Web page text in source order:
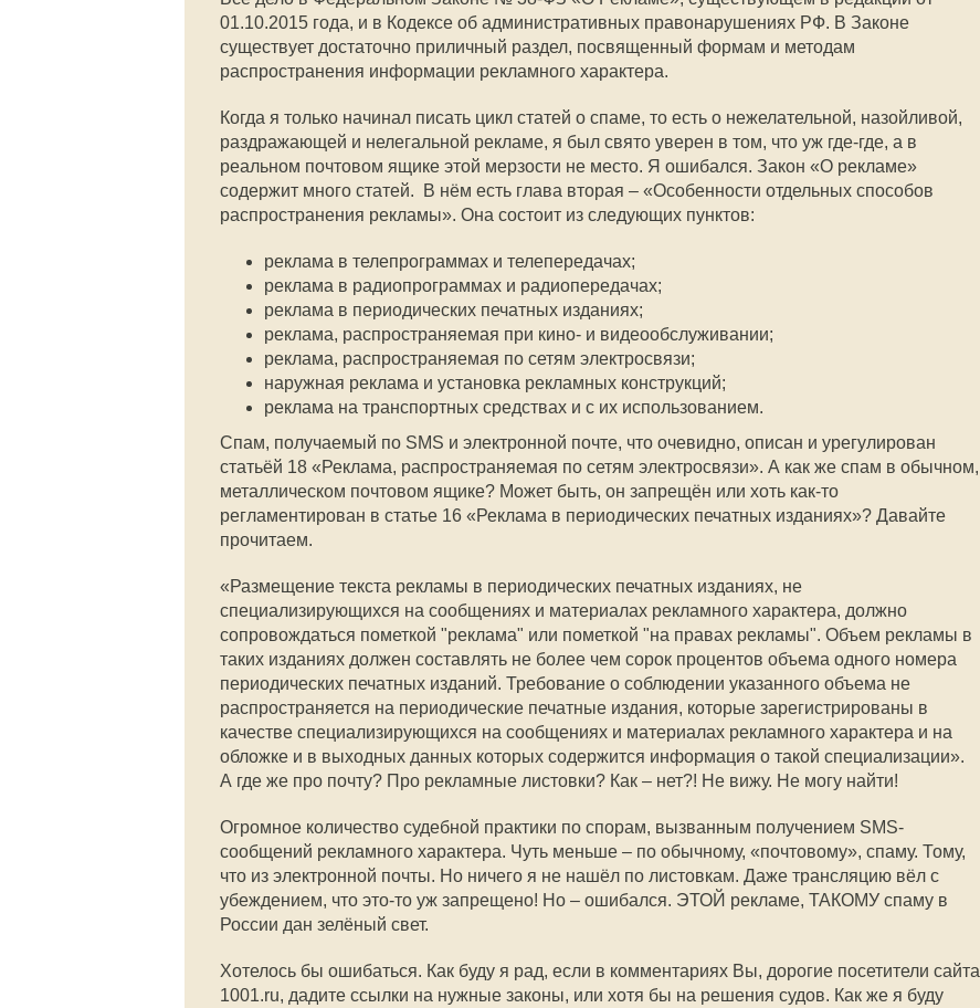
01.10.2015 года, и в Кодексе об административных правонарушениях РФ. В Законе
существует достаточно приличный раздел, посвященный формам и методам
распространения информации рекламного характера.
Когда я только начинал писать цикл статей о спаме, то есть о нежелательной, назойливой,
раздражающей и нелегальной рекламе, я был свято уверен в том, что уж где-где, а в
реальном почтовом ящике этой мерзости не место. Я ошибался. Закон «О рекламе»
содержит много статей. В нём есть глава вторая – «Особенности отдельных способов
распространения рекламы». Она состоит из следующих пунктов:
реклама в телепрограммах и телепередачах;
реклама в радиопрограммах и радиопередачах;
реклама в периодических печатных изданиях;
реклама, распространяемая при кино- и видеообслуживании;
реклама, распространяемая по сетям электросвязи;
наружная реклама и установка рекламных конструкций;
реклама на транспортных средствах и с их использованием.
Спам, получаемый по SMS и электронной почте, что очевидно, описан и урегулирован
статьёй 18 «Реклама, распространяемая по сетям электросвязи». А как же спам в обычном,
металлическом почтовом ящике? Может быть, он запрещён или хоть как-то
регламентирован в статье 16 «Реклама в периодических печатных изданиях»? Давайте
прочитаем.
«Размещение текста рекламы в периодических печатных изданиях, не
специализирующихся на сообщениях и материалах рекламного характера, должно
сопровождаться пометкой "реклама" или пометкой "на правах рекламы". Объем рекламы в
таких изданиях должен составлять не более чем сорок процентов объема одного номера
периодических печатных изданий. Требование о соблюдении указанного объема не
распространяется на периодические печатные издания, которые зарегистрированы в
качестве специализирующихся на сообщениях и материалах рекламного характера и на
обложке и в выходных данных которых содержится информация о такой специализации».
А где же про почту? Про рекламные листовки? Как – нет?! Не вижу. Не могу найти!
Огромное количество судебной практики по спорам, вызванным получением SMS-
сообщений рекламного характера. Чуть меньше – по обычному, «почтовому», спаму. Тому,
что из электронной почты. Но ничего я не нашёл по листовкам. Даже трансляцию вёл с
убеждением, что это-то уж запрещено! Но – ошибался. ЭТОЙ рекламе, ТАКОМУ спаму в
России дан зелёный свет.
Хотелось бы ошибаться. Как буду я рад, если в комментариях Вы, дорогие посетители сайта
1001.ru, дадите ссылки на нужные законы, или хотя бы на решения судов. Как же я буду